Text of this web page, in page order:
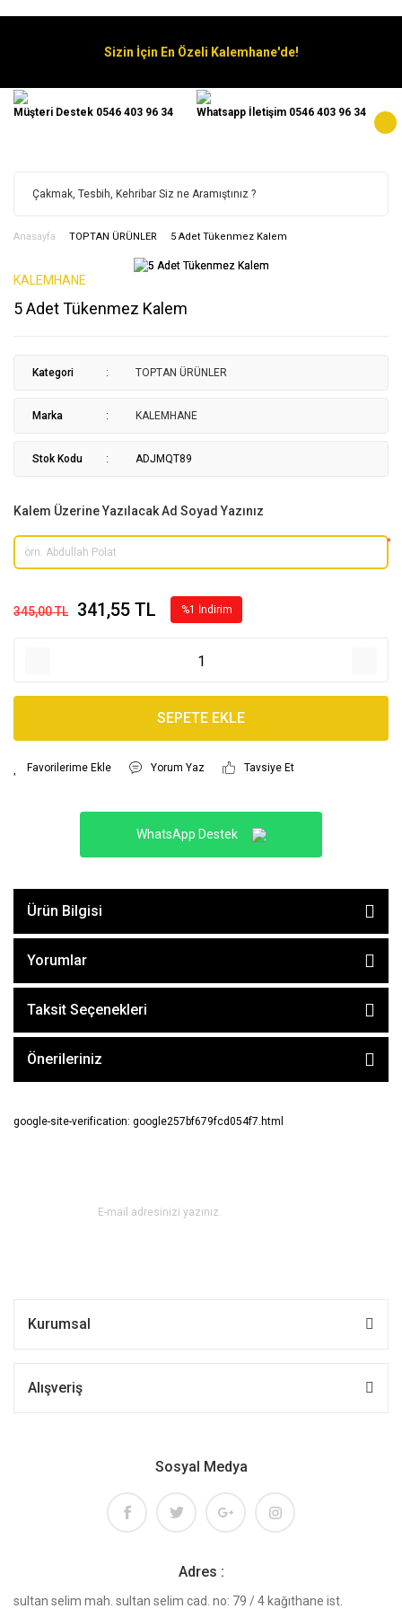
Sizin İçin En Özeli Kalemhane'de!
Müşteri Destek 0546 403 96 34 Whatsapp İletişim 0546 403 96 34
Anasayfa TOPTAN ÜRÜNLER 5 Adet Tükenmez Kalem
KALEMHANE
5 Adet Tükenmez Kalem
Kategori TOPTAN ÜRÜNLER
Marka KALEMHANE
Stok Kodu ADJMQT89
Kalem Üzerine Yazılacak Ad Soyad Yazınız
*
345,00 TL 341,55 TL %1 İndirim
SEPETE EKLE
Yorum Yaz Tavsiye Et
WhatsApp Destek
Ürün Bilgisi
Yorumlar
Taksit Seçenekleri
Önerileriniz
google-site-verification: google257bf679fcd054f7.html
Kurumsal
Alışveriş
Sosyal Medya
Adres :
sultan selim mah. sultan selim cad. no: 79 / 4 kağıthane ist.